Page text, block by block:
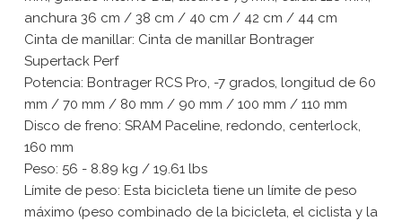
anchura 36 cm / 38 cm / 40 cm / 42 cm / 44 cm
Cinta de manillar: Cinta de manillar Bontrager
Supertack Perf
Potencia: Bontrager RCS Pro, -7 grados, longitud de 60
mm / 70 mm / 80 mm / 90 mm / 100 mm / 110 mm
Disco de freno: SRAM Paceline, redondo, centerlock,
160 mm
Peso: 56 - 8.89 kg / 19.61 lbs
Límite de peso: Esta bicicleta tiene un límite de peso
máximo (peso combinado de la bicicleta, el ciclista y la